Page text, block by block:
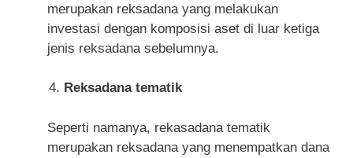
merupakan reksadana yang melakukan
investasi dengan komposisi aset di luar ketiga
jenis reksadana sebelumnya.
Reksadana tematik
Seperti namanya, rekasadana tematik
merupakan reksadana yang menempatkan dana